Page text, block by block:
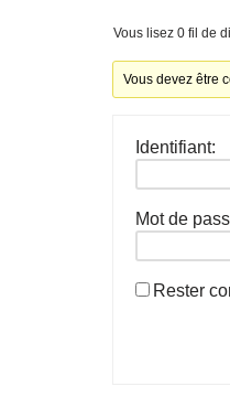
Vous lisez 0 fil de
Vous devez être
Identifiant:
Mot de
Rester